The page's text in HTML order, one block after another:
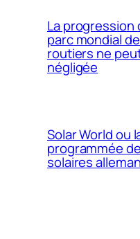
La progression
parc mondial
routiers ne
négligée
Solar World ou
programmée
solaires